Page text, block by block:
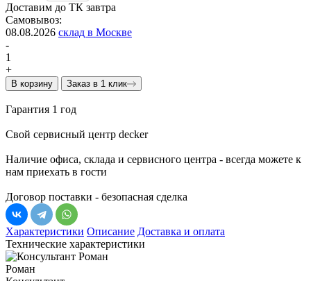
Доставим до ТК завтра
Самовывоз:
08.08.2026 склад в Москве
-
1
+
В корзину Заказ в 1 клик
Гарантия 1 год
Свой сервисный центр decker
Наличие офиса, склада и сервисного центра - всегда можете к
нам приехать в гости
Договор поставки - безопасная сделка
Характеристики Описание Доставка и оплата
Технические характеристики
Роман